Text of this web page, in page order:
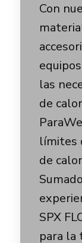
Con
las
de
límites
de
SPX
para la